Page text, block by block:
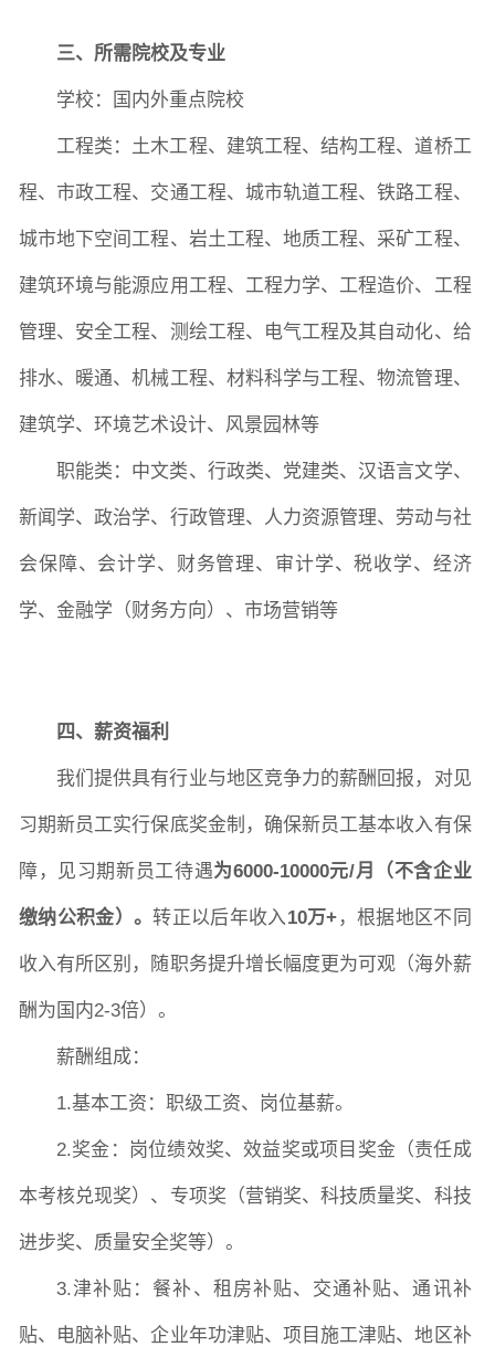
三、所需院校及专业
学校：国内外重点院校
工程类：土木工程、建筑工程、结构工程、道桥工
程、市政工程、交通工程、城市轨道工程、铁路工程、
城市地下空间工程、岩土工程、地质工程、采矿工程、
建筑环境与能源应用工程、工程力学、工程造价、工程
管理、安全工程、测绘工程、电气工程及其自动化、给
排水、暖通、机械工程、材料科学与工程、物流管理、
建筑学、环境艺术设计、风景园林等
职能类：中文类、行政类、党建类、汉语言文学、
新闻学、政治学、行政管理、人力资源管理、劳动与社
会保障、会计学、财务管理、审计学、税收学、经济
学、金融学（财务方向）、市场营销等
四、薪资福利
我们提供具有行业与地区竞争力的薪酬回报，对见
习期新员工实行保底奖金制，确保新员工基本收入有保
障，见习期新员工待遇为6000-10000元/月（不含企业
缴纳公积金）。转正以后年收入 10万+ ，根据地区不同
收入有所区别，随职务提升增长幅度更为可观（海外薪
酬为国内2-3倍）。
薪酬组成：
1.基本工资：职级工资、岗位基薪。
2.奖金：岗位绩效奖、效益奖或项目奖金（责任成
本考核兑现奖）、专项奖（营销奖、科技质量奖、科技
进步奖、质量安全奖等）。
3.津补贴：餐补、租房补贴、交通补贴、通讯补
贴、电脑补贴、企业年功津贴、项目施工津贴、地区补